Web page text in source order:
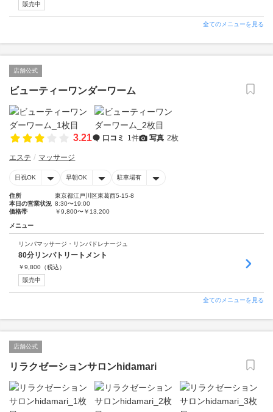
販売中
全てのメニューを見る
店舗公式
ビューティーワンダーワーム
3.21 口コミ 1件 写真 2枚
エステ マッサージ
日祝OK 早朝OK 駐車場有
住所
東京都江戸川区東葛西5-15-8
本日の営業状況 8:30〜19:00
価格帯
￥9,800〜￥13,200
メニュー
リンパマッサージ・リンパドレナージュ
80分リンパトリートメント
￥9,800 （税込）
販売中
全てのメニューを見る
店舗公式
リラクゼーションサロンhidamari